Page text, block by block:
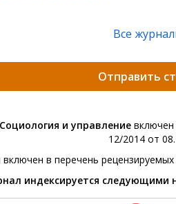
Все
Отправить
и управление
12/2014 от
в перечень
индексируется